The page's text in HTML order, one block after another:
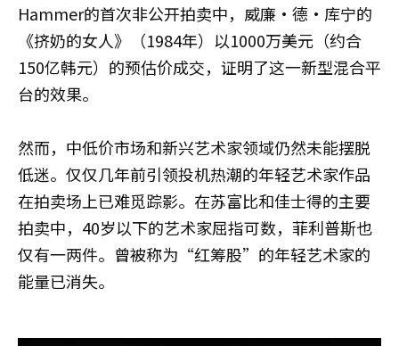
Hammer的首次非公开拍卖中，威廉·德·库宁的
《挤奶的女人》（1984年）以1000万美元（约合
150亿韩元）的预估价成交，证明了这一新型混合平
台的效果。
然而，中低价市场和新兴艺术家领域仍然未能摆脱
低迷。仅仅几年前引领投机热潮的年轻艺术家作品
在拍卖场上已难觅踪影。在苏富比和佳士得的主要
拍卖中，40岁以下的艺术家屈指可数，菲利普斯也
仅有一两件。曾被称为“红筹股”的年轻艺术家的
能量已消失。